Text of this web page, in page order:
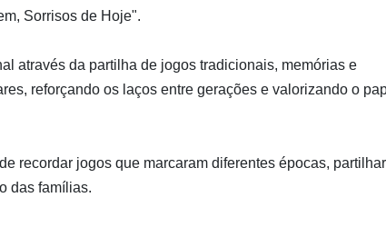
Sorrisos de Hoje".
através da partilha de jogos tradicionais, memórias e
reforçando os laços entre gerações e valorizando o
recordar jogos que marcaram diferentes épocas, partilhar
das famílias.